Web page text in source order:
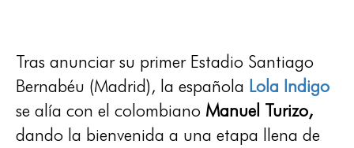
Tras anunciar su primer Estadio Santiago
Bernabéu (Madrid), la española Lola Indigo
se alía con el colombiano Manuel Turizo,
dando la bienvenida a una etapa llena de